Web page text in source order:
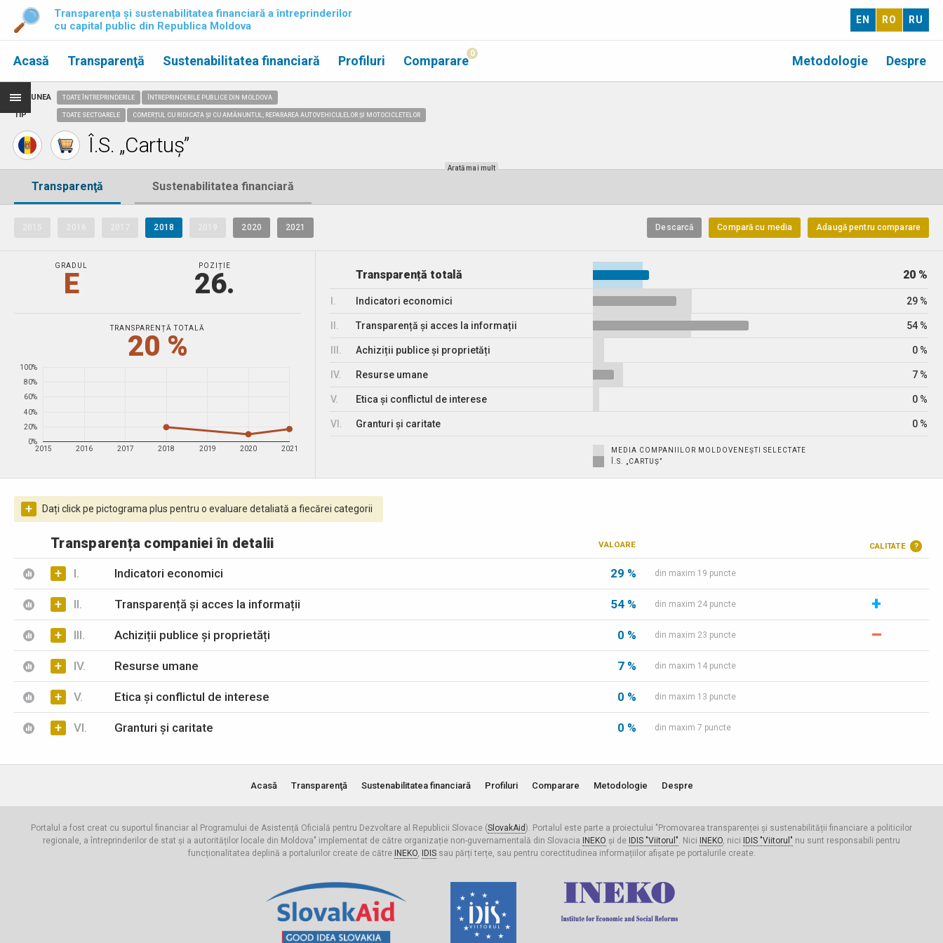
Transparența și sustenabilitatea financiară a întreprinderilor
cu capital public din Republica Moldova
EN RO RU
Acasă Transparenţă Despre
Metodologie
Sustenabilitatea financiară Profiluri Comparare 0
REGIUNEA
TIP
TOATE ÎNTREPRINDERILE ÎNTREPRINDERILE PUBLICE DIN MOLDOVA
TOATE SECTOARELE COMERȚUL CU RIDICATA ȘI CU AMĂNUNTUL; REPARAREA AUTOVEHICULELOR ȘI MOTOCICLETELOR
Î.S. „Cartuș”
Arată mai mult
Transparenţă Sustenabilitatea financiară
2018 2020 2021 Adaugă pentru comparare
Compară cu media
Descarcă
GRADUL
E
POZIȚIE
26.
TRANSPARENȚĂ TOTALĂ
20 %
2015 2016 2017 2018 2019 2020 2021
0%
20%
40%
60%
80%
100%
Transparență totală 20 %
Indicatori economici 29 %
Transparență și acces la informații 54 %
Achiziții publice și proprietăți 0 %
IV. Resurse umane 7 %
V. Etica și conflictul de interese 0 %
VI. Granturi și caritate 0 %
MEDIA COMPANIILOR MOLDOVENEȘTI SELECTATE
Î.S. „CARTUȘ”
+ Dați click pe pictograma plus pentru o evaluare detaliată a fiecărei categorii
Transparența companiei în detalii VALOARE CALITATE ?
+ I. Indicatori economici 29 % din maxim 19 puncte
+ II. Transparență și acces la informații 54 % din maxim 24 puncte +
+ III. Achiziții publice și proprietăți 0 % din maxim 23 puncte –
+ IV. Resurse umane 7 % din maxim 14 puncte
+ V. Etica și conflictul de interese 0 % din maxim 13 puncte
+ VI. Granturi și caritate 0 % din maxim 7 puncte
Acasă Transparenţă Sustenabilitatea financiară Profiluri Comparare Metodologie Despre
Portalul a fost creat cu suportul financiar al Programului de Asistență Oficială pentru Dezvoltare al Republicii Slovace (SlovakAid ). Portalul este parte a proiectului "Promovarea transparenței și sustenabilității financiare a politicilor
regionale, a întreprinderilor de stat și a autorităților locale din Moldova" implementat de către organizație non-guvernamentală din Slovacia
INEKO și de IDIS "Viitorul". Nici INEKO, nici IDIS "Viitorul" nu sunt responsabili pentru
funcționalitatea deplină a portalurilor create de către INEKO, IDISsau părți terțe, sau pentru corectitudinea informațiilor afișate pe portalurile create.